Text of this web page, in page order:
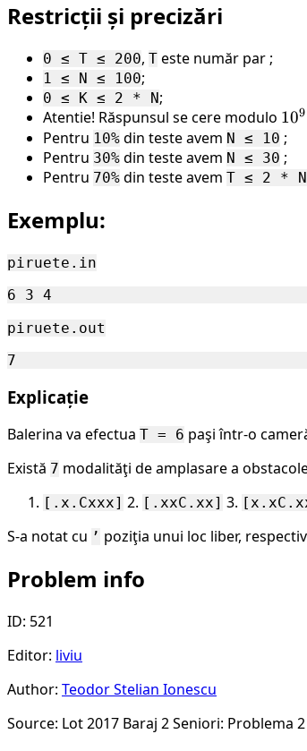
Restricții și precizări
0 ≤ T ≤ 200, T este număr par ;
1 ≤ N ≤ 100;
0 ≤ K ≤ 2 * N;
Atentie! Răspunsul se cere modulo
+ 7
109
Pentru 10% din teste avem N ≤ 10 ;
Pentru 30% din teste avem N ≤ 30 ;
Pentru 70% din teste avem T ≤ 2 *
Exemplu:
piruete.in
piruete.out
Explicație
Balerina va efectua T = 6 paşi într-o
Există 7 modalităţi de amplasare a
[.x.Cxxx] 2. [.xxC.xx] 3.
S-a notat cu ’ poziţia unui loc liber,
Problem info
ID: 521
Editor: liviu
Author: Teodor Stelian Ionescu
Source: Lot 2017 Baraj 2 Seniori: Problema 2